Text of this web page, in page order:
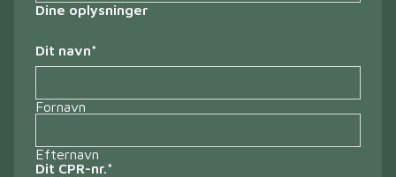
Dine oplysninger
Dit navn*
Fornavn
Efternavn
Dit CPR-nr.*